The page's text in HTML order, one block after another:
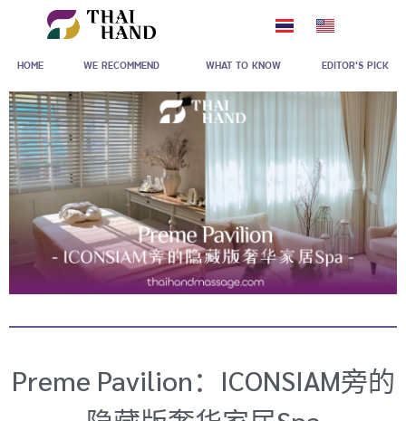
容
HOME WE RECOMMEND WHAT TO KNOW EDITOR'S PICK
Preme Pavilion：ICONSIAM旁的